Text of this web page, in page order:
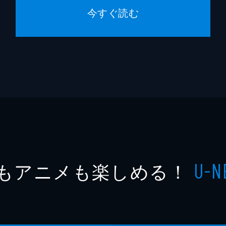
今すぐ読む
アニメも楽しめる！ U-